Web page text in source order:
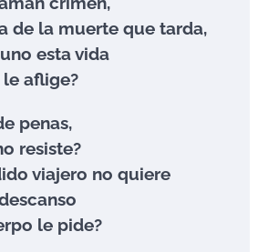
de la muerte que tarda,
esta vida
le aflige?
penas,
resiste?
viajero no quiere
le pide?